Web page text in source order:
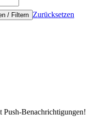
/ Filtern Zurücksetzen
Push-Benachrichtigungen!